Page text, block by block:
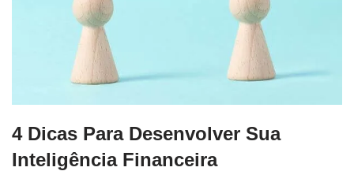
4 Dicas Para Desenvolver Sua
Inteligência Financeira